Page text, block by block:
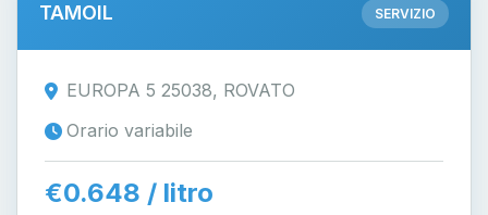
TAMOIL SERVIZIO
EUROPA 5 25038, ROVATO
Orario variabile
€0.648 / litro